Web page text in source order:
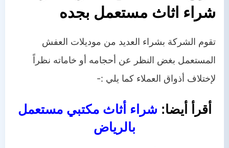
شراء اثاث مستعمل بجده
تقوم الشركة بشراء العديد من موديلات العفش
المستعمل بغض النظر عن أحجامه أو خاماته نظراً
لإختلاف أذواق العملاء كما يلي :-
أقرأ أيضا: شراء أثاث مكتبي مستعمل
بالرياض